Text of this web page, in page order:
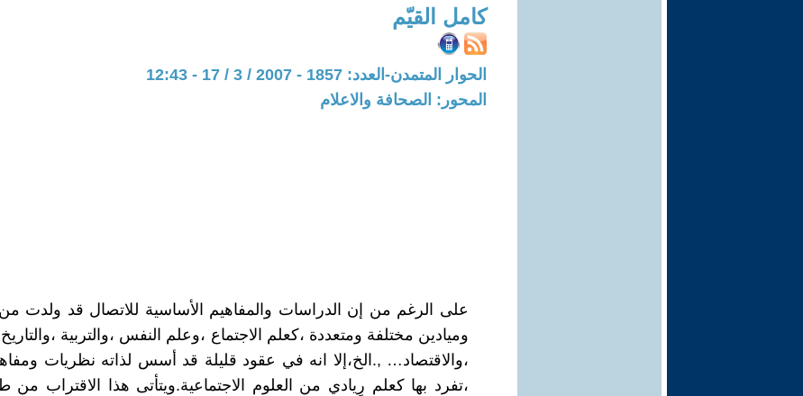
كامل القيّم
الحوار المتمدن-العدد: 1857 - 2007 / 3 / 17 - 12:43
المحور: الصحافة والاعلام
على الرغم من إن الدراسات والمفاهيم الأساسية للاتصال قد ولدت
وميادين مختلفة ومتعددة ،كعلم الاجتماع ،وعلم النفس ،والتربية
،والاقتصاد… ,.الخ،إلا انه في عقود قليلة قد أسس لذاته نظريات
،تفرد بها كعلم رِيادي من العلوم الاجتماعية.ويتأتى هذا الاقتراب من